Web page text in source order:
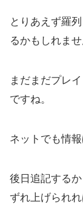
とりあえず羅
るかもしれませ
まだまだプレ
ですね。
ネットでも情
後日追記する
ずれ上げられれ